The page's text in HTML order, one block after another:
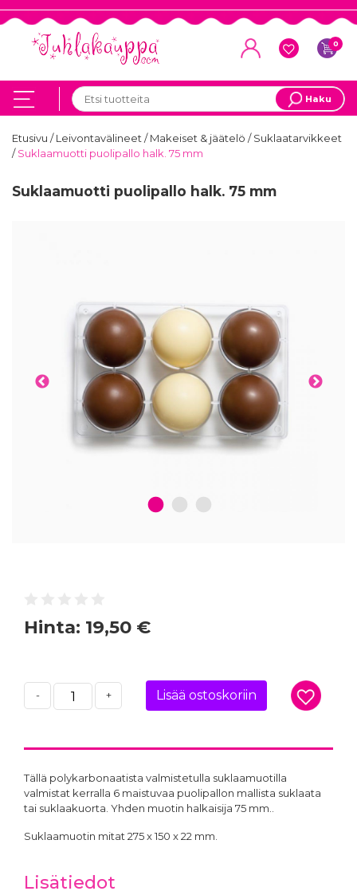
0
Haku
Etusivu /Leivontavälineet/Makeiset & jäätelö /Suklaatarvikkeet
/Suklaamuotti puolipallo halk. 75 mm
Suklaamuotti puolipallo halk. 75 mm
1 2 3
Hinta: 19,50 €
- + Lisää ostoskoriin
Tällä polykarbonaatista valmistetulla suklaamuotilla
valmistat kerralla 6 maistuvaa puolipallon mallista suklaata
tai suklaakuorta. Yhden muotin halkaisija 75 mm..
Suklaamuotin mitat 275 x 150 x 22 mm.
Lisätiedot